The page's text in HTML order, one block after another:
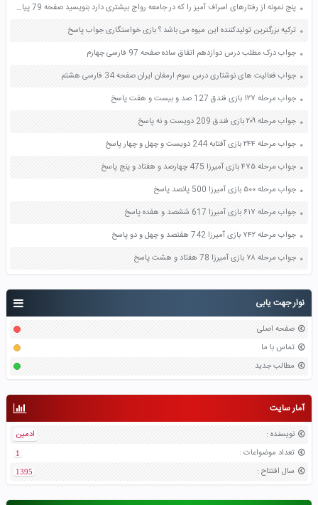
نوار جهت یابی
صفحه اصلی
تماس با ما
مطالب جدید
آمار سایت
نویسنده :
ادمین
تعداد موضواعات :
1
سال افتتاح :
1395
پنج نمونه از رفتارهای اسراف آمیز را که در جامعه رواج بیشتری دارد بنویسید صفحه 79 پیام های آسمان هشتم
ترکیه بزرگترین تولیدکننده این میوه می باشد ؟ بازی خواستگاری جواب پاسخ
جواب درک مطلب درس دوازدهم اتفاق ساده صفحه 97 فارسی چهارم
جواب فعالیت های نوشتاری درس سوم ارمغان ایران صفحه 34 فارسی هشتم
جواب مرحله ۱۲۷ بازی فندق 127 صد و بیست و هفت پاسخ
جواب مرحله ۲۰۹ بازی فندق 209 دویست و نه پاسخ
جواب مرحله ۲۴۴ بازی آفتابه 244 دویست و چهل و چهار پاسخ
جواب مرحله ۴۷۵ بازی آمیرزا 475 چهارصد و هفتاد و پنج پاسخ
جواب مرحله ۵۰۰ بازی آمیرزا 500 پانصد پاسخ
جواب مرحله ۶۱۷ بازی آمیرزا 617 ششصد و هفده پاسخ
جواب مرحله ۷۴۲ بازی آمیرزا 742 هفتصد و چهل و دو پاسخ
جواب مرحله ۷۸ بازی آمیرزا 78 هفتاد و هشت پاسخ